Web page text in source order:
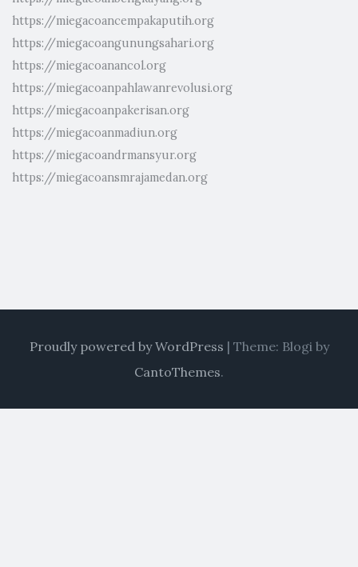
https://miegacoancempakaputih.org
https://miegacoangunungsahari.org
https://miegacoanancol.org
https://miegacoanpahlawanrevolusi.org
https://miegacoanpakerisan.org
https://miegacoanmadiun.org
https://miegacoandrmansyur.org
https://miegacoansmrajamedan.org
Proudly powered by WordPress | Theme: Blogi by
CantoThemes.